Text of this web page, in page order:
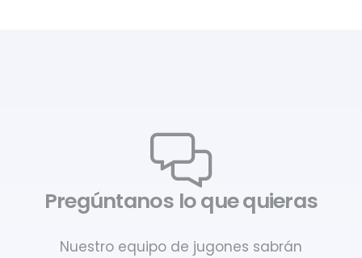
Pregúntanos lo que quieras
Nuestro equipo de jugones sabrán